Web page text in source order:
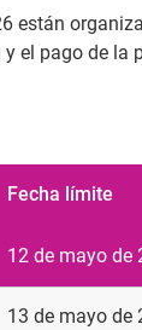
están
el pago de la
Fecha límite
12 de mayo de
13 de mayo de